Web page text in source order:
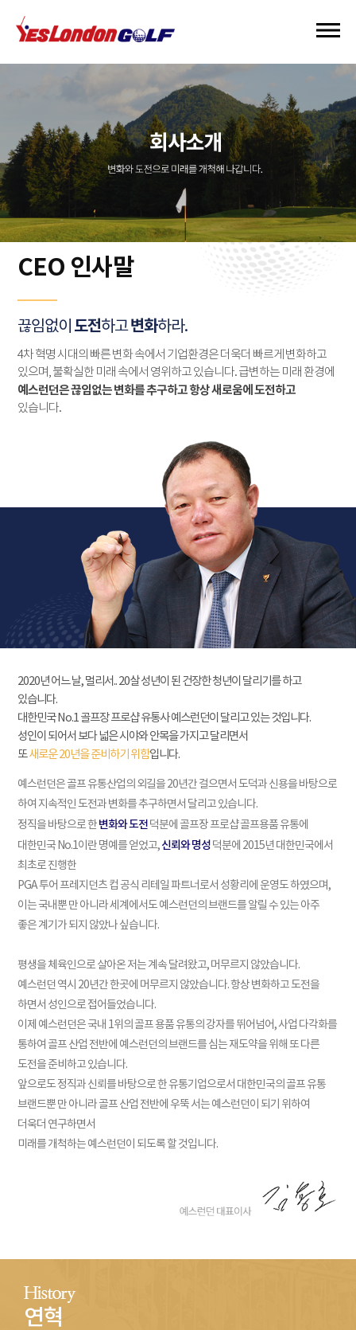
CEO 인사말
끊임없이 도전하고변화하라.
4차 혁명 시대의 빠른 변화 속에서 기업환경은 더욱더 빠르게 변화하고
있으며, 불확실한 미래 속에서 영위하고 있습니다. 급변하는 미래 환경에
예스런던은 끊임없는 변화를 추구하고 항상 새로움에 도전하고
있습니다.
2020년 어느 날, 멀리서.. 20살 성년이 된 건장한 청년이 달리기를 하고
있습니다.
대한민국 No.1 골프장 프로샵 유통사 예스런던이 달리고 있는 것입니다.
성인이 되어서 보다 넓은 시야와 안목을 가지고 달리면서
또새로운 20년을 준비하기 위함입니다.
예스런던은 골프 유통산업의 외길을 20년간 걸으면서 도덕과 신용을 바탕으로
하여 지속적인 도전과 변화를 추구하면서 달리고 있습니다.
정직을 바탕으로 한변화와 도전덕분에 골프장 프로샵 골프용품 유통에
대한민국 No.1이란 명예를 얻었고,신뢰와 명성덕분에 2015년 대한민국에서
최초로 진행한
PGA 투어 프레지던츠 컵 공식 리테일 파트너로서 성황리에 운영도 하였으며,
이는 국내뿐 만 아니라 세계에서도 예스런던의 브랜드를 알릴 수 있는 아주
좋은 계기가 되지 않았나 싶습니다.
평생을 체육인으로 살아온 저는 계속 달려왔고, 머무르지 않았습니다.
예스런던 역시 20년간 한곳에 머무르지 않았습니다. 항상 변화하고 도전을
하면서 성인으로 접어들었습니다.
이제 예스런던은 국내 1위의 골프 용품 유통의 강자를 뛰어넘어, 사업 다각화를
통하여 골프 산업 전반에 예스런던의 브랜드를 심는 재도약을 위해 또 다른
도전을 준비하고 있습니다.
앞으로도 정직과 신뢰를 바탕으로 한 유통기업으로서 대한민국의 골프 유통
브랜드뿐 만 아니라 골프 산업 전반에 우뚝 서는 예스런던이 되기 위하여
더욱더 연구하면서
미래를 개척하는 예스런던이 되도록 할 것입니다.
연혁